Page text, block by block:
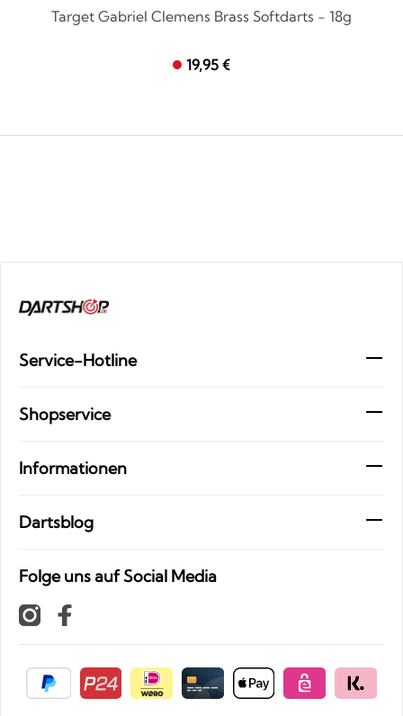
Target Gabriel Clemens Brass Softdarts - 18g
19,95 €
Service-Hotline
Shopservice
Informationen
Dartsblog
Folge uns auf Social Media